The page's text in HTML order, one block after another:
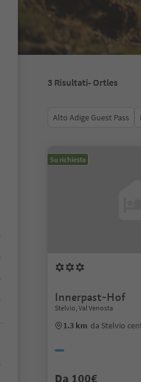
3 Risultati- Ortles
Alto Adige Guest Pass
Su richiesta
Innerpast-Hof
Stelvio, Val Venosta
1.3 km da Stelvio
Da 100€